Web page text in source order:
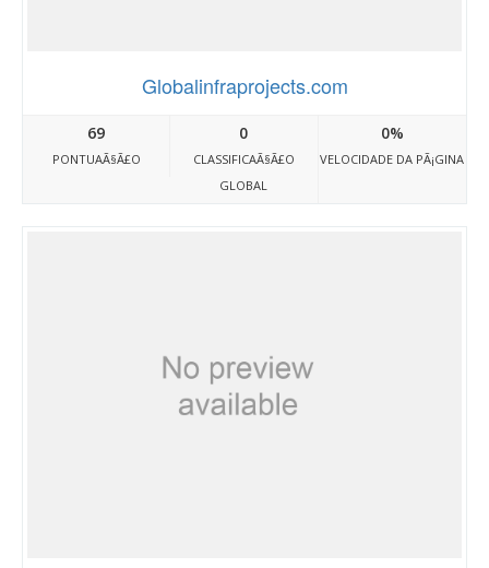
Globalinfraprojects.com
69
PONTUAÃ§Ã£O
0
CLASSIFICAÃ§Ã£O
GLOBAL
0%
VELOCIDADE DA PÃ¡GINA